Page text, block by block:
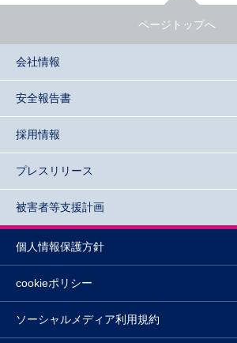
ページトップへ
会社情報
安全報告書
採用情報
プレスリリース
被害者等支援計画
個人情報保護方針
cookieポリシー
ソーシャルメディア利用規約